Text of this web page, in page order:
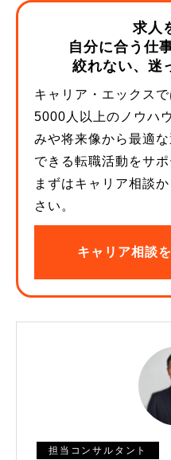
求人
自分に合う仕
絞れない、迷
キャリア・エックス
5000人以上のノウハ
みや将来像から最適
できる転職活動をサポ
まずはキャリア相談
さい。
キャリア相談
担当コンサルタント